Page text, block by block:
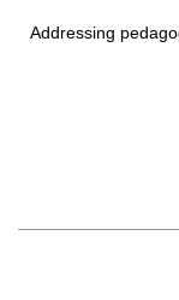
Addressing